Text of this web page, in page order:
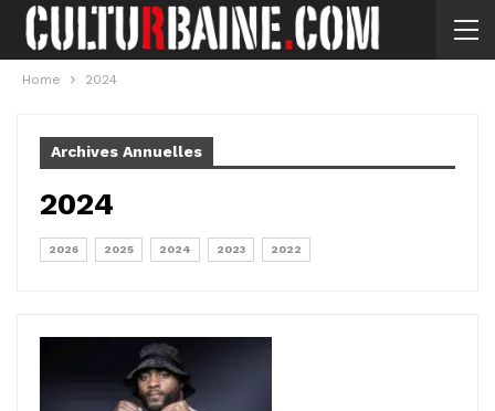
Home 2024
Archives Annuelles
2024
2026 2025 2024 2023 2022